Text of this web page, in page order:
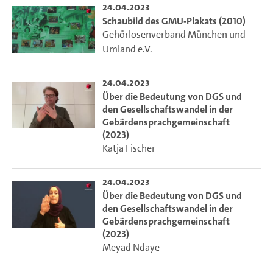
24.04.2023
Schaubild des GMU-Plakats (2010)
Gehörlosenverband München und
Umland e.V.
24.04.2023
Über die Bedeutung von DGS und
den Gesellschaftswandel in der
Gebärdensprachgemeinschaft
(2023)
Katja Fischer
24.04.2023
Über die Bedeutung von DGS und
den Gesellschaftswandel in der
Gebärdensprachgemeinschaft
(2023)
Meyad Ndaye